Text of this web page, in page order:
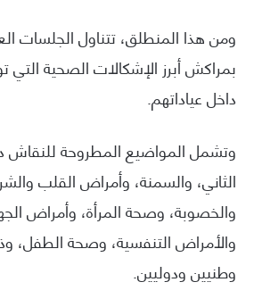
ومن هذا المنطلق، تتناول الجلسات
بمراكش أبرز الإشكالات الصحية التي
داخل عياداتهم.
وتشمل المواضيع المطروحة للنقاش
الثاني، والسمنة، وأمراض القلب
والخصوبة، وصحة المرأة، وأمراض
والأمراض التنفسية، وصحة الطفل،
وطنيين ودوليين.